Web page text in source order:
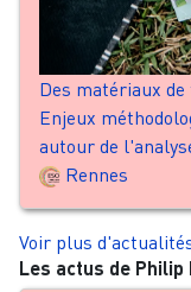
Des matériaux
Enjeux
autour de
Rennes
Voir plus
Les actus de Philip